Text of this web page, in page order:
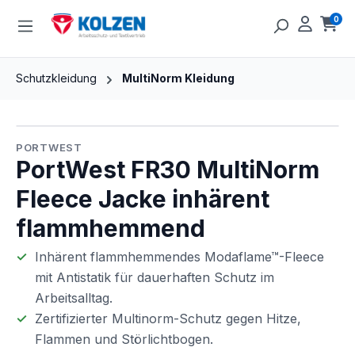
Zum Hauptinhalt springen 0
Schutzkleidung MultiNorm Kleidung
PORTWEST
PortWest FR30 MultiNorm
Fleece Jacke inhärent
flammhemmend
Inhärent flammhemmendes Modaflame™-Fleece
mit Antistatik für dauerhaften Schutz im
Arbeitsalltag.
Zertifizierter Multinorm-Schutz gegen Hitze,
Flammen und Störlichtbogen.